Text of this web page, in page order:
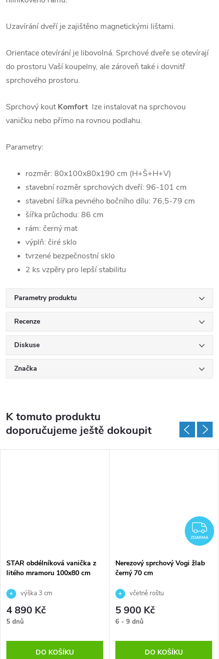
Uzavírání dveří je zajištěno magnetickými lištami.
Orientace otevírání je libovolná. Sprchové dveře se otevírají
do prostoru Vaší koupelny, ale zároveň také i dovnitř
sprchového prostoru.
Sprchový koutKomfort lze instalovat na sprchovou
vaničku nebo přímo na rovnou podlahu.
Parametry:
rozměr: 80x100x80x190 cm (H+Š+H+V)
stavební rozměr sprchových dveří: 96-101 cm
stavební šířka pevného bočního dílu: 76,5-79 cm
šířka průchodu: 86 cm
rám: černý mat
výplň: čiré sklo
tvrzené bezpečnostní sklo
2 ks vzpěry pro lepší stabilitu
Parametry produktu
Recenze
Diskuse
Značka
K tomuto produktu
doporučujeme ještě dokoupit
STAR obdélníková vanička z
litého mramoru 100x80 cm
výška 3 cm
4 890 Kč
5 dnů
DO KOŠÍKU
ZDARMA
Nerezový sprchový Vogi žlab
černý 70 cm
včetně roštu
5 900 Kč
6 - 9 dnů
DO KOŠÍKU